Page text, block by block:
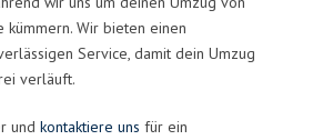
kümmern. Wir bieten einen
Service, damit dein Umzug
verläuft.
und kontaktiere uns für ein